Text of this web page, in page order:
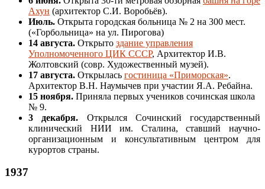
Ахун (архитектор С.И. Воробьёв).
Июль. Открыта городская больница № 2 на 300 мест.
(«Горбольница» на ул. Пирогова)
14 августа. Открыто здание управления
Уполномоченного ЦИК СССР, Архитектор И.В.
Жолтовский (совр. Художественный музей).
17 августа. Открылась гостиница «Приморская».
Архитектор В.Н. Наумычев при участии Я.А. Ребайна.
15 ноября. Приняла первых учеников сочинская школа
№ 9.
3 декабря. Открылся Сочинский государственный
клинический НИИ им. Сталина, ставший научно-
организационным и консультативным центром для
курортов страны.
1937